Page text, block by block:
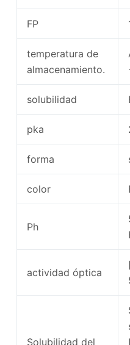
FP
temperatura de
almacenamiento.
solubilidad
pka
forma
color
Ph
actividad óptica
Solubilidad del